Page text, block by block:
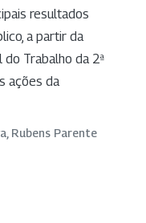
resultados
a partir da
Trabalho da 2ª
ações da
Rubens Parente